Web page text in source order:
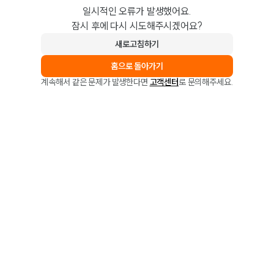
일시적인 오류가 발생했어요.
잠시 후에 다시 시도해주시겠어요?
새로고침하기
홈으로 돌아가기
계속해서 같은 문제가 발생한다면 고객센터로 문의해주세요.